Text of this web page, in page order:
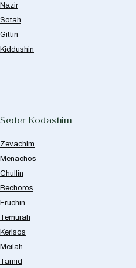
Nazir
Sotah
Gittin
Kiddushin
Seder Kodashim
Zevachim
Menachos
Chullin
Bechoros
Eruchin
Temurah
Kerisos
Meilah
Tamid